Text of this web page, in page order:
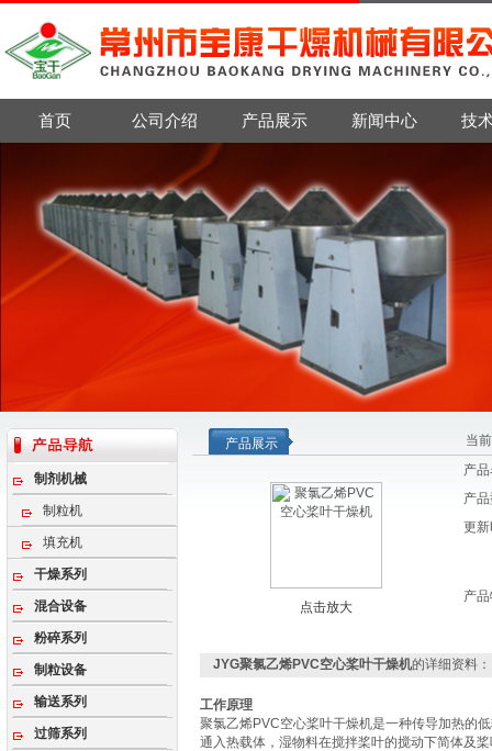
首页 公司介绍 产品展示 新闻中心 技
制剂机械
制粒机
填充机
干燥系列
混合设备
粉碎系列
制粒设备
输送系列
过筛系列
产品展示 当
点击放大
产
产
更
产
JYG聚氯乙烯PVC空心桨叶干燥机的详细资料：
工作原理
聚氯乙烯PVC空心桨叶干燥机是一种传导加热的
通入热载体，湿物料在搅拌桨叶的搅动下简体及